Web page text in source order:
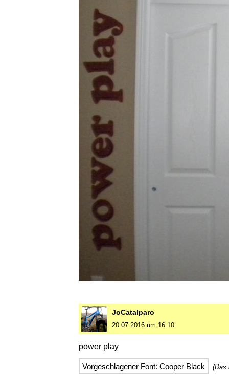
JoCatalparo
20.07.2016 um 16:10
power play
Vorgeschlagener Font: Cooper Black (Das